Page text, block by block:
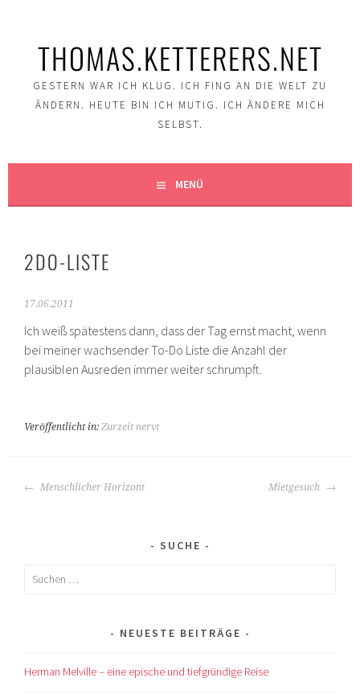
THOMAS.KETTERERS.NET
GESTERN WAR ICH KLUG. ICH FING AN DIE WELT ZU
ÄNDERN. HEUTE BIN ICH MUTIG. ICH ÄNDERE MICH
SELBST.
MENÜ
2DO-LISTE
17.06.2011
Ich weiß spätestens dann, dass der Tag ernst macht, wenn
bei meiner wachsender To-Do Liste die Anzahl der
plausiblen Ausreden immer weiter schrumpft.
Veröffentlicht in:Zurzeit nervt
BEITRAGS-
Menschlicher Horizont Mietgesuch
SUCHE
Suchen
NEUESTE BEITRÄGE
Herman Melville – eine epische und tiefgründige Reise